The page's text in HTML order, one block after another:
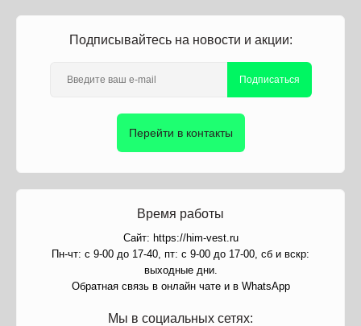
Подписывайтесь на новости и акции:
Подписаться
Перейти в контакты
Время работы
Сайт: https://him-vest.ru
Пн-чт: с 9-00 до 17-40, пт: с 9-00 до 17-00, сб и вскр:
выходные дни.
Обратная связь в онлайн чате и в WhatsApp
Мы в социальных сетях: